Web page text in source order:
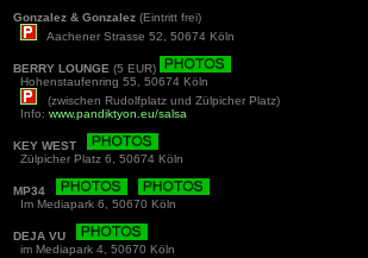
Gonzalez & Gonzalez (Eintritt frei)
Aachener Strasse 52, 50674 Köln
BERRY LOUNGE (5 EUR)
Hohenstaufenring 55, 50674 Köln
(zwischen Rudolfplatz und Zülpicher Platz)
Info: www.pandiktyon.eu/salsa
KEY WEST
Zülpicher Platz 6, 50674 Köln
MP34
Im Mediapark 6, 50670 Köln
DEJA VU
im Mediapark 4, 50670 Köln